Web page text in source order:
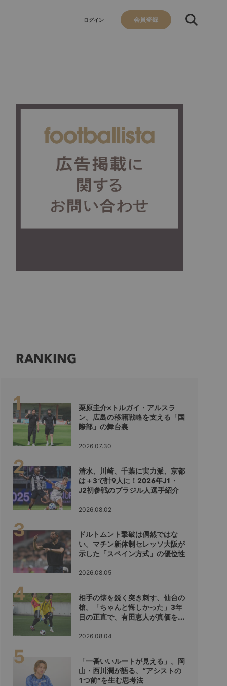
ログイン 会員登録
RANKING
栗原圭介×トルガイ・アルスラ
ン。広島の移籍戦略を支える「国
際部」の舞台裏
2026.07.30
清水、川崎、千葉に実力派、京都
は＋3で計9人に！2026年J1・
J2初参戦のブラジル人選手紹介
2026.08.02
ドルトムント撃破は偶然ではな
い。マチン新体制セレッソ大阪が
示した「スペイン方式」の優位性
2026.08.05
相手の懐を鋭く突き刺す、仙台の
槍。「ちゃんと悔しかった」3年
目の正直で、有田恵人が真価を示
2026.08.04
「一番いいルートが見える」。岡
山・西川潤が語る、“アシストの
1つ前”を生む思考法